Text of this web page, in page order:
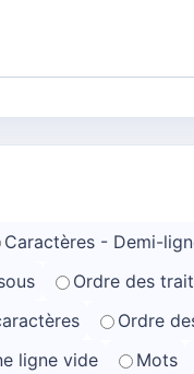
Caractères - Demi-
Ordre des
Ordre
ligne vide
Mots